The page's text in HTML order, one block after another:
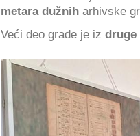
metara dužnih arhivske
Veći deo građe je iz druge